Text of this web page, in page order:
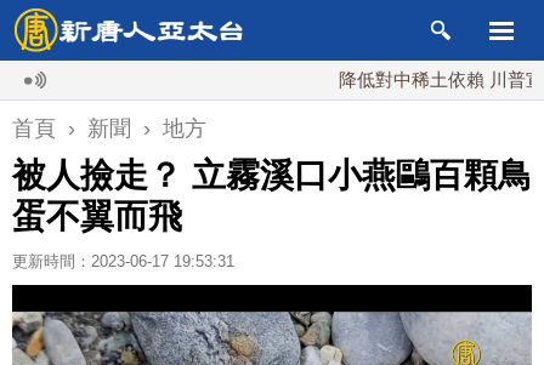
降低對中稀土依賴 川普宣布礦
首頁 › 新聞 › 地方
被人撿走？ 立霧溪口小燕鷗百顆鳥
蛋不翼而飛
更新時間：2023-06-17 19:53:31